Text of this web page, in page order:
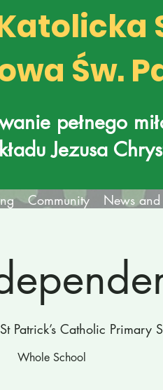
Św.
pełnego
Jezusa
Community News and
St Patrick’s Catholic Primary
Whole School